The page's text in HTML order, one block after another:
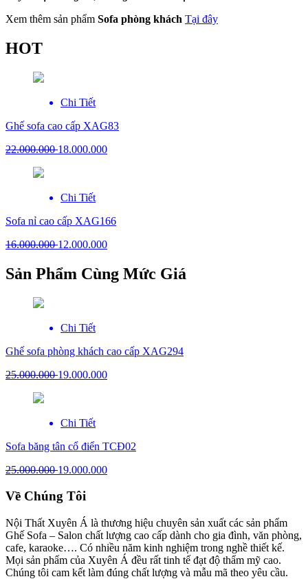
Xem thêm sản phẩm Sofa phòng khách Tại đây
HOT
Chi Tiết
Ghế sofa cao cấp XAG83
22.000.00018.000.000
Chi Tiết
Sofa nỉ cao cấp XAG166
16.000.00012.000.000
Sản Phẩm Cùng Mức Giá
Chi Tiết
Ghế sofa phòng khách cao cấp XAG294
25.000.00019.000.000
Chi Tiết
Sofa băng tân cổ điển TCĐ02
25.000.00019.000.000
Về Chúng Tôi
Nội Thất Xuyên Á là thương hiệu chuyên sản xuất các sản phẩm
Ghế Sofa – Salon chất lượng cao cấp dành cho gia đình, văn phòng,
cafe, karaoke…. Có nhiều năm kinh nghiệm trong nghề thiết kế.
Mọi sản phẩm của Xuyên Á đều rất tinh tế đạt độ thẩm mỹ cao.
Chúng tôi cam kết làm đúng chất lượng và mẫu mã theo yêu cầu.